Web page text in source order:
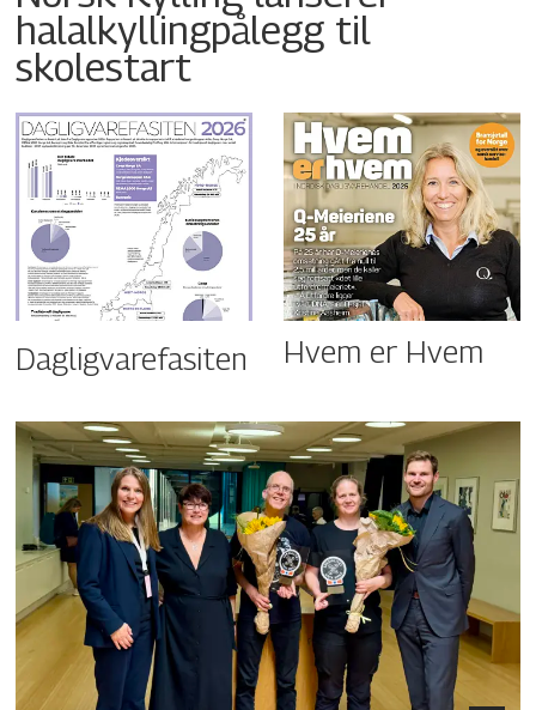
halalkyllingpålegg til
skolestart
Dagligvarefasiten Hvem er Hvem